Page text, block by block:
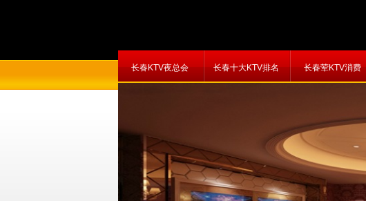
长春KTV夜总会 长春十大KTV排名 长春荤KTV消费